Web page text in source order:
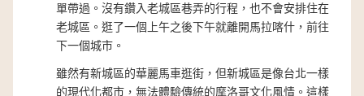
單帶過。沒有鑽入老城區巷弄的行程，也不會安排住在
老城區。逛了一個上午之後下午就離開馬拉喀什，前往
下一個城市。
雖然有新城區的華麗馬車逛街，但新城區是像台北一樣
的現代化都市，無法體驗傳統的摩洛哥文化風情。這樣